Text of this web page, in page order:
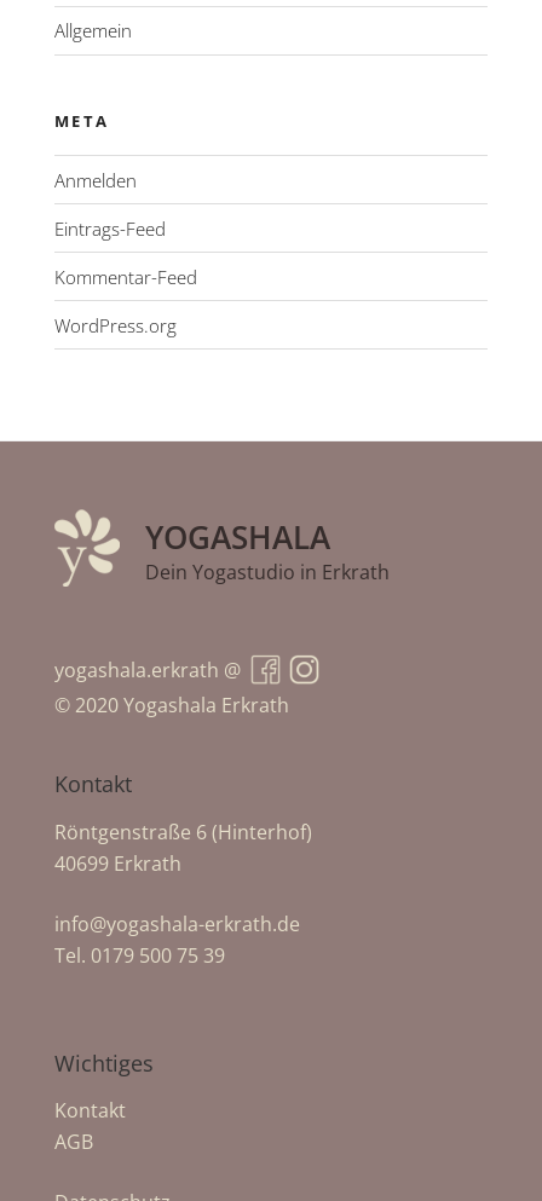
Allgemein
META
Anmelden
Eintrags-Feed
Kommentar-Feed
WordPress.org
YOGASHALA
Dein Yogastudio in Erkrath
yogashala.erkrath @
© 2020 Yogashala Erkrath
Kontakt
Röntgenstraße 6 (Hinterhof)
40699 Erkrath
info@yogashala-erkrath.de
Tel. 0179 500 75 39
Wichtiges
Kontakt
AGB